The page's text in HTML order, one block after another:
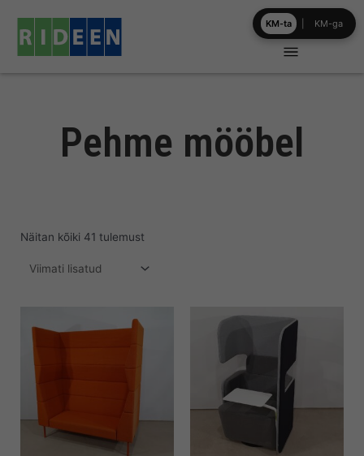
content
Pehme mööbel
Näitan kõiki 41 tulemust
KM-ta KM-ga